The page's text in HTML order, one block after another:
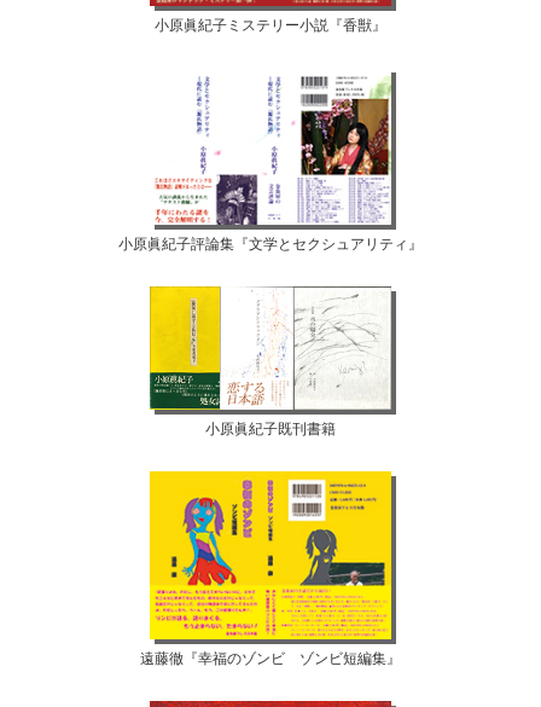
小原眞紀子ミステリー小説『香獣』
小原眞紀子評論集『文学とセクシュアリティ』
小原眞紀子既刊書籍
遠藤徹『幸福のゾンビ ゾンビ短編集』